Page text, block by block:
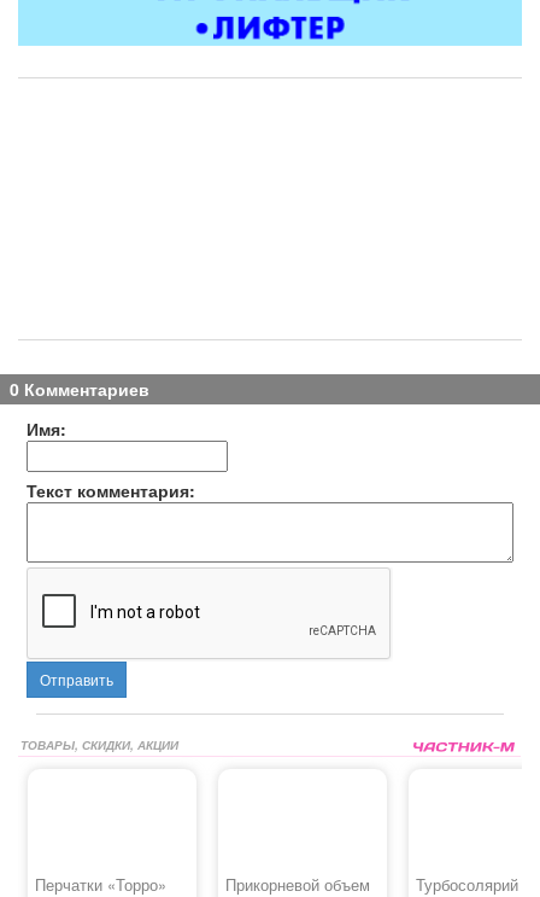
0 Комментариев
Имя:
Текст комментария:
Отправить
ТОВАРЫ, СКИДКИ, АКЦИИ
Перчатки «Торро» Прикорневой объем Турбосолярий